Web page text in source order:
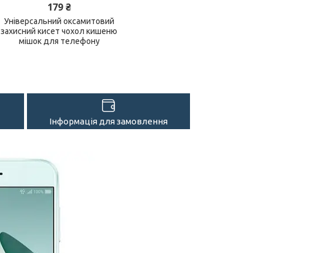
179 ₴
Універсальний оксамитовий
захисний кисет чохол кишеню
мішок для телефону
Інформація для замовлення